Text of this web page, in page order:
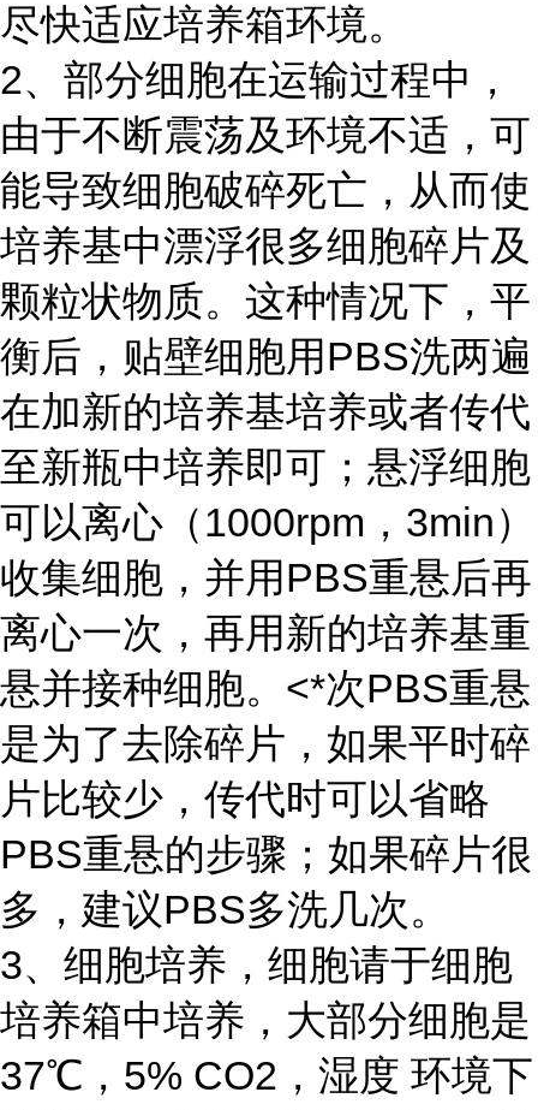
尽快适应培养箱环境。
2、部分细胞在运输过程中，
由于不断震荡及环境不适，可
能导致细胞破碎死亡，从而使
培养基中漂浮很多细胞碎片及
颗粒状物质。这种情况下，平
衡后，贴壁细胞用PBS洗两遍
在加新的培养基培养或者传代
至新瓶中培养即可；悬浮细胞
可以离心（1000rpm，3min）
收集细胞，并用PBS重悬后再
离心一次，再用新的培养基重
悬并接种细胞。<*次PBS重悬
是为了去除碎片，如果平时碎
片比较少，传代时可以省略
PBS重悬的步骤；如果碎片很
多，建议PBS多洗几次。
3、细胞培养，细胞请于细胞
培养箱中培养，大部分细胞是
37℃，5% CO2，湿度 环境下